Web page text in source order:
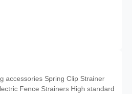
accessories Spring Clip Strainer
Fence Strainers High standard